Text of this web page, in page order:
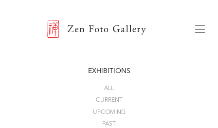
EXHIBITIONS
ALL
CURRENT
UPCOMING
PAST